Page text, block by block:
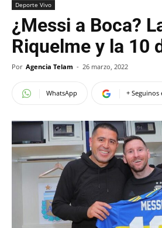
Deporte Vivo
¿Messi a Boca?
Riquelme y la 10
Por Agencia Telam - 26 marzo, 2022
WhatsApp + Seguinos